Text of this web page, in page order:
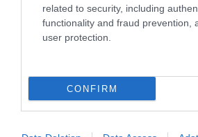
related to security, including
functionality and fraud prevention,
user protection.
CONFIRM
NÉZZ KÖRBE TÉMÁK
FÜRDŐ